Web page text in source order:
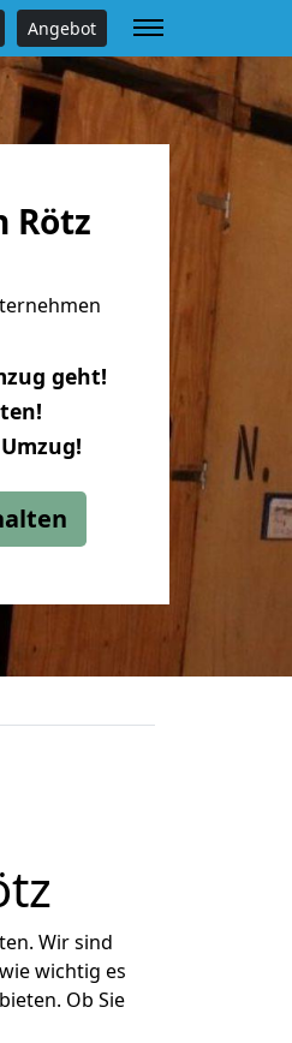
Angebot
Rötz
geht!
Wir sind
wichtig es
Ob Sie